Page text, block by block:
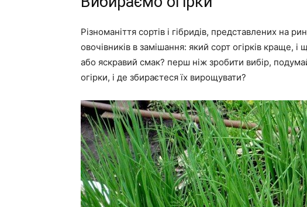
Різноманіття сортів і гібридів, представлених на
овочівників в замішання: який сорт огірків краще,
або яскравий смак? перш ніж зробити вибір,
огірки, і де збираєтеся їх вирощувати?